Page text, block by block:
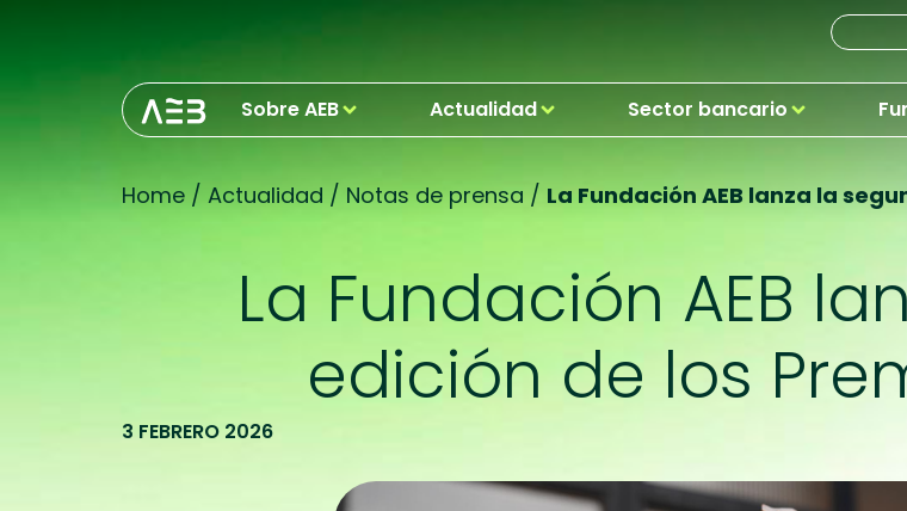
Sobre AEB Actualidad Sector bancario
Home / Actualidad / Notas de prensa / La Fundación AEB lanza la
La Fundación AEB
edición de los
3 FEBRERO 2026